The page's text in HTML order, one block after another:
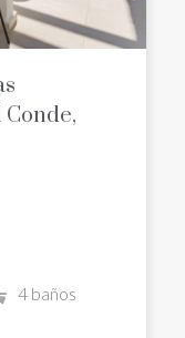
4 baños